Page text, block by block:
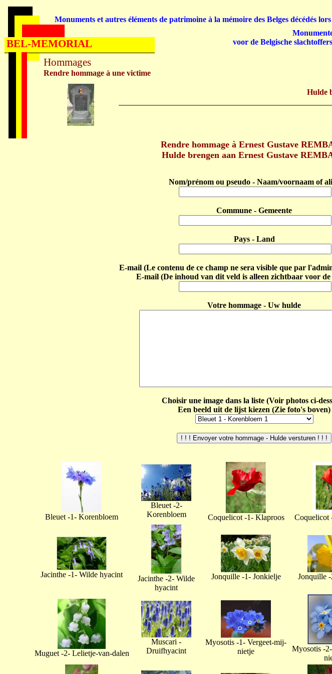
Rendre hommage à Ernest Gustave
Hulde brengen aan Ernest Gustave
Nom/prénom ou pseudo - Naam/voornaam of
Commune - Gemeente
Pays - Land
E-mail (Le contenu de ce champ ne sera visible que par
E-mail (De inhoud van dit veld is alleen zichtbaar voor
Votre hommage - Uw hulde
Choisir une image dans la liste (Voir photos ci-
Een beeld uit de lijst kiezen (Zie foto's boven)
Bleuet -1- Korenbloem
Bleuet -2-
Korenbloem
Coquelicot -1- Klaproos Coquelicot
Jacinthe -1- Wilde hyacint
Jacinthe -2- Wilde
hyacint
Jonquille -1- Jonkielje Jonquille
Muguet -2- Lelietje-van-dalen
Muscari -
Druifhyacint
Myosotis -1- Vergeet-mij-
nietje
Myosotis -
Hommages
Rendre hommage à une victime
Hulde
Monuments et autres éléments de patrimoine à la mémoire des Belges décédés
voor de Belgische
BEL-MEMORIAL